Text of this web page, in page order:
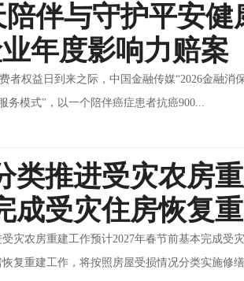
伴与守护平安
年度影响力赔案
费者权益日到来之际，中国金融传媒“2026金融
务模式"，以一个陪伴癌症患者抗癌900...
类推进受灾农房
成受灾住房恢复重
灾农房重建工作预计2027年春节前基本完成受
复重建工作，将按照房屋受损情况分类实施修